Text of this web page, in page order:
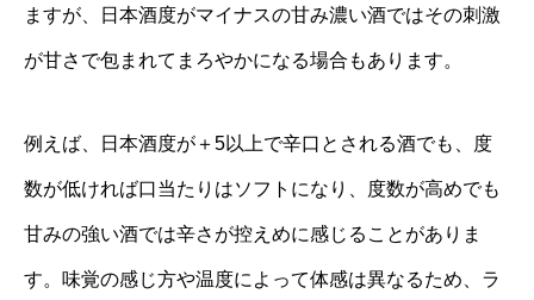
ますが、日本酒度がマイナスの甘み濃い酒ではその刺激
が甘さで包まれてまろやかになる場合もあります。
例えば、日本酒度が＋5以上で辛口とされる酒でも、度
数が低ければ口当たりはソフトになり、度数が高めでも
甘みの強い酒では辛さが控えめに感じることがありま
す。味覚の感じ方や温度によって体感は異なるため、ラ